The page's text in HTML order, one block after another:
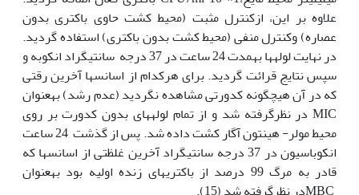
علاوه بر این، ازکنترل مثبت (محیط کشت حاوی باکتری بدون
عصاره) وکنترل منفی (محیط کشت بدون باکتری) استفاده گردید.
در نهایت لوله‏ها به‏مدت 24 ساعت در 37 درجه سانتی‏گراد انکوبه و
سپس نتایج قرائت گردید. برای هرکدام از اسانس‏ها آخرین رقتی
که در آن هیچ‏گونه کدورتی مشاهده نگردید (عدم رشد) به‏عنوان
MIC در نظرگرفته شد و از تمام لوله‏های بدون کدورت بر روی
محیط مولر- هینتون آگار کشت داده شد. پس از گذشت 24 ساعت
انکوباسیون در 37 درجه سانتی‏گراد آخرین غلظتی از اسانس‏ها که
قادر به مرگ 99 درصد از باکتری‏های زنده اولیه بود به‏عنوان